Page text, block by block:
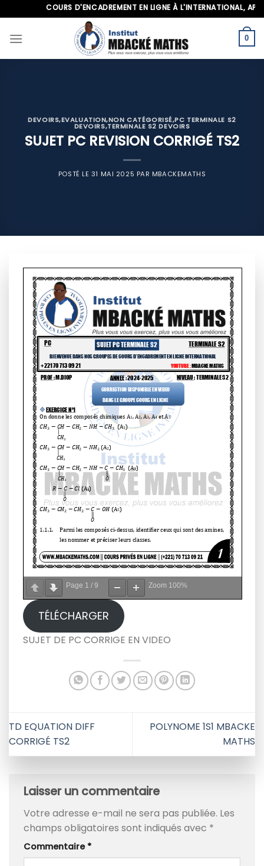
to
content
COURS D'ENCADREMENT EN LIGNE À L'INTERNATIONAL,
0
DEVOIRS,EVALUATION,NON CATÉGORISÉ,PC TERMINALE S2
DEVOIRS,TERMINALE S2 DEVOIRS
SUJET PC REVISION CORRIGÉ TS2
POSTÉ LE 31 MAI 2025 PAR MBACKEMATHS
Page 1 / 9 Zoom 100%
TÉLÉCHARGER
SUJET DE PC CORRIGE EN VIDEO
TD EQUATION DIFF
CORRIGÉ TS2
POLYNOME 1S1 MBACKE
MATHS
Laisser un commentaire
Votre adresse e-mail ne sera pas publiée. Les
champs obligatoires sont indiqués avec *
Commentaire *